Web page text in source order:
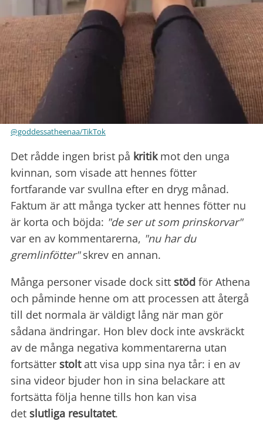
@goddessatheenaa/TikTok
Det rådde ingen brist på kritikmot den unga
kvinnan, som visade att hennes fötter
fortfarande var svullna efter en dryg månad.
Faktum är att många tycker att hennes fötter nu
är korta och böjda: "de ser ut som prinskorvar"
var en av kommentarerna, "nu har du
gremlinfötter"skrev en annan.
Många personer visade dock sitt stöd för Athena
och påminde henne om att processen att återgå
till det normala är väldigt lång när man gör
sådana ändringar. Hon blev dock inte avskräckt
av de många negativa kommentarerna utan
fortsätter stoltatt visa upp sina nya tår: i en av
sina videor bjuder hon in sina belackare att
fortsätta följa henne tills hon kan visa
det slutliga resultatet.